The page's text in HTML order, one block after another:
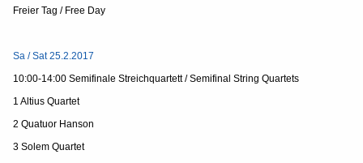
Freier Tag / Free Day
Sa / Sat 25.2.2017
10:00-14:00 Semifinale Streichquartett / Semifinal String Quartets
1 Altius Quartet
2 Quatuor Hanson
3 Solem Quartet